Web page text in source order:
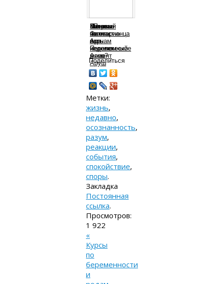
Питание
по
варнам
Капитан
Фантастик
и
Переломный
момент
«Первый
шаг»
Ара
и
Анна
Аруш
Вы
готовы
есть
человеческое
мясо?
Меню
вегетарианца
на
неделю
Поделиться
Метки:
жизнь,
недавно,
осознанность,
разум,
реакции,
события,
спокойствие,
споры.
Закладка
Постоянная
ссылка.
Просмотров:
1 922
«
Курсы
по
беременности
и